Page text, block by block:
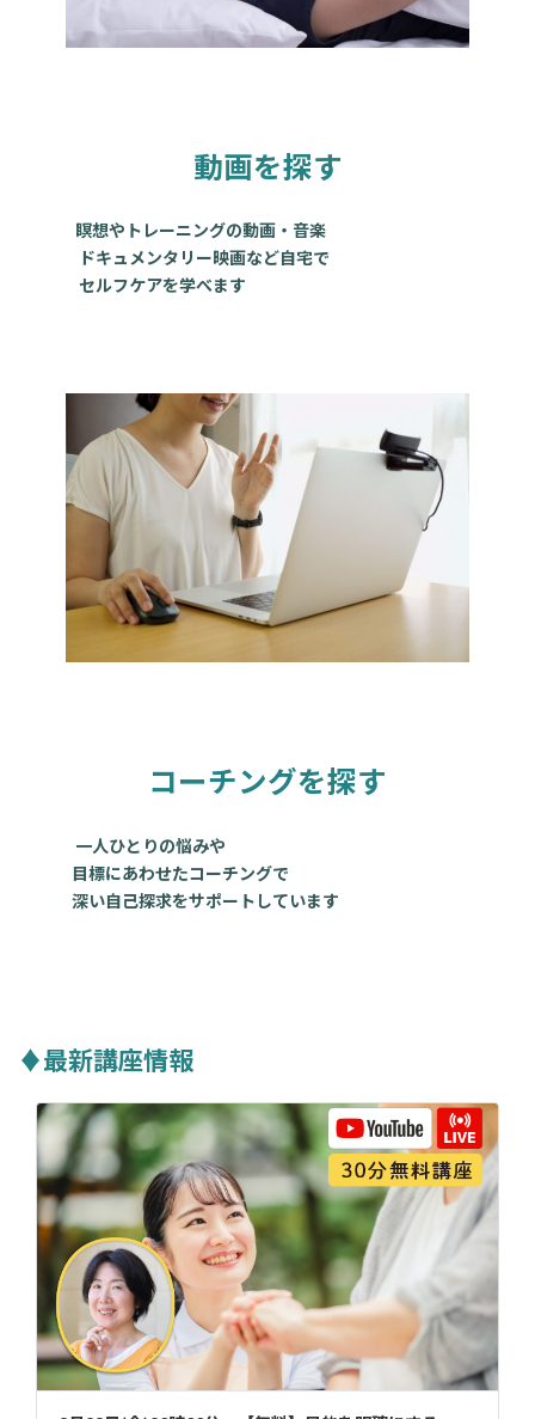
動画を探す
瞑想やトレーニングの動画・音楽
ドキュメンタリー映画など自宅で
セルフケアを学べます
コーチングを探す
一人ひとりの悩みや
目標にあわせたコーチングで
深い自己探求をサポートしています
♦最新講座情報